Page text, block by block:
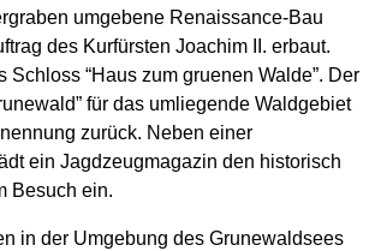
umgebene Renaissance-Bau
des Kurfürsten Joachim II. erbaut.
Schloss “Haus zum gruenen Walde”. Der
für das umliegende Waldgebiet
zurück. Neben einer
ein Jagdzeugmagazin den historisch
Besuch ein.
in der Umgebung des Grunewaldsees